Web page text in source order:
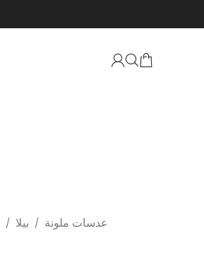
عدسات ملونة / بيلا /